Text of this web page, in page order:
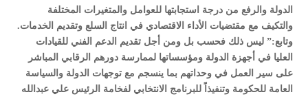
الدولة والرفع من درجة استجابتها للعوامل والمتغيرات المختلفة
والتكيف مع مقتضيات الأداء الاقتصادي في انتاج السلع وتقديم الخدمات.
وتابع:” ليس ذلك فحسب بل ومن أجل تقديم الدعم الفني للقيادات
العليا في أجهزة الدولة ومؤسساتها لممارسة دورهم الرقابي المباشر
على سير العمل في وحداتهم بما ينسجم مع توجهات الدولة والسياسة
العامة للحكومة وتنفيذاً للبرنامج الانتخابي لفخامة الرئيس علي عبدالله